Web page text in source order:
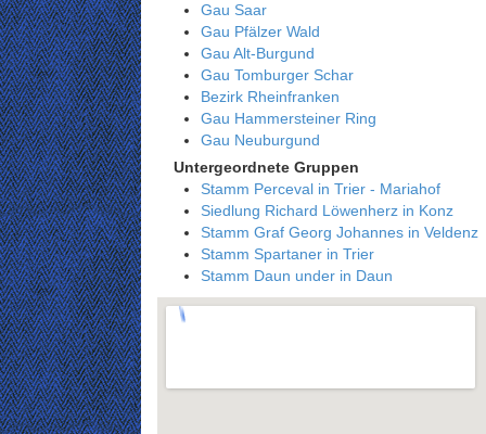
Gau Saar
Gau Pfälzer Wald
Gau Alt-Burgund
Gau Tomburger Schar
Bezirk Rheinfranken
Gau Hammersteiner Ring
Gau Neuburgund
Untergeordnete Gruppen
Stamm Perceval in Trier - Mariahof
Siedlung Richard Löwenherz in Konz
Stamm Graf Georg Johannes in Veldenz
Stamm Spartaner in Trier
Stamm Daun under in Daun